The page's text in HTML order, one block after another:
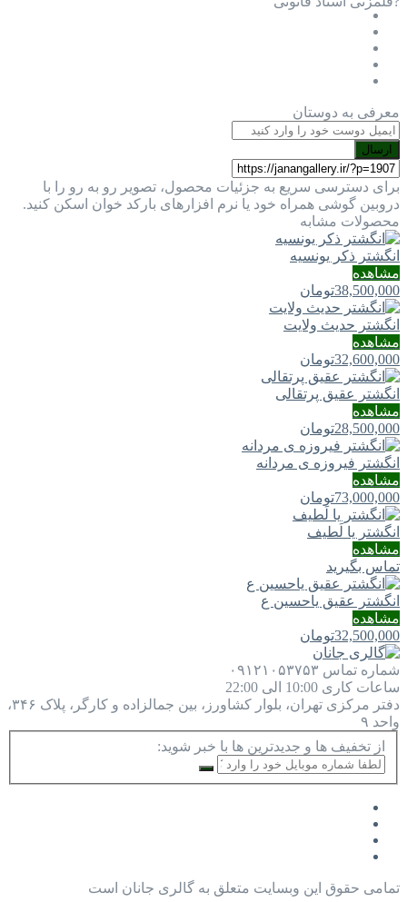
معرفی به دوستان
ارسال
برای دسترسی سریع به جزئیات محصول، تصویر رو به رو را با
دروبین گوشی همراه خود یا نرم افزارهای بارکد خوان اسکن کنید.
محصولات مشابه
انگشتر ذکر یونسیه
مشاهده
38,500,000تومان
انگشتر حدیث ولایت
مشاهده
32,600,000تومان
انگشتر عقیق پرتقالی
مشاهده
28,500,000تومان
انگشتر فیروزه ی مردانه
مشاهده
73,000,000تومان
انگشتر یا لَطيف
مشاهده
تماس بگیرید
انگشتر عقیق یاحسین ع
مشاهده
32,500,000تومان
شماره تماس ۰۹۱۲۱۰۵۳۷۵۳
ساعات کاری 10:00 الی 22:00
دفتر مرکزی
تهران، بلوار کشاورز، بین جمالزاده و کارگر، پلاک ۳۴۶،
واحد ۹
از تخفیف ها و جدیدترین ها با خبر شوید:
تمامی حقوق این وبسایت متعلق به گالری جانان است